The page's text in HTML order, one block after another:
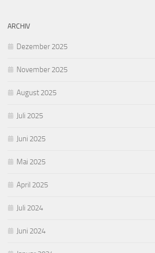
ARCHIV
Dezember 2025
November 2025
August 2025
Juli 2025
Juni 2025
Mai 2025
April 2025
Juli 2024
Juni 2024